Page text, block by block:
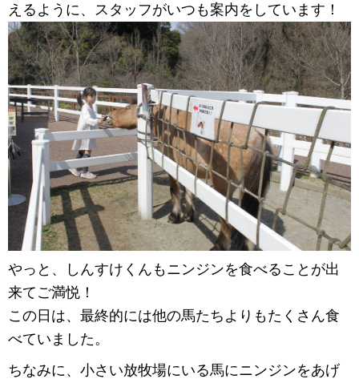
えるように、スタッフがいつも案内をしています！
やっと、しんすけくんもニンジンを食べることが出
来てご満悦！
この日は、最終的には他の馬たちよりもたくさん食
べていました。
ちなみに、小さい放牧場にいる馬にニンジンをあげ